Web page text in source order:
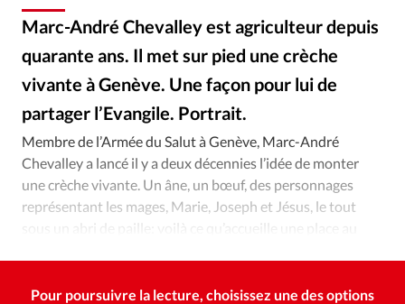
Emploi
Se connecter
Édition: Internationale
Devise:
RUBRIQUES
Tous les articles
Actualité chrétienne
Actualité internationale
Chronique
Culture
Opinions
Publireportage
Relations Aujourd'hui
Société
Tour du monde des Eglises
Trait d'Ixène
Marc-André Chevalley est agriculteur depuis
quarante ans. Il met sur pied une crèche
vivante à Genève. Une façon pour lui de
partager l’Evangile. Portrait.
Membre de l’Armée du Salut à Genève, Marc-André
Chevalley a lancé il y a deux décennies l’idée de monter
une crèche vivante. Un âne, un bœuf, des personnages
représentant les mages, Marie, Joseph et Jésus, le tout
sous un abri de paille: voilà ce qu’accueille une place au
Pour poursuivre la lecture, choisissez une des options